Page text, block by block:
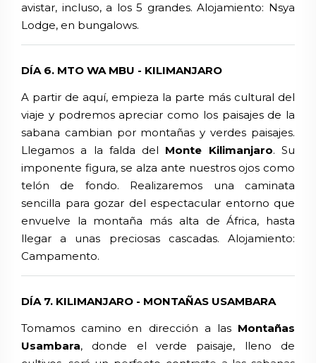
avistar, incluso, a los 5 grandes. Alojamiento: Nsya
Lodge, en bungalows.
DÍA 6. MTO WA MBU - KILIMANJARO
A partir de aquí, empieza la parte más cultural del
viaje y podremos apreciar como los paisajes de la
sabana cambian por montañas y verdes paisajes.
Llegamos a la falda del Monte Kilimanjaro. Su
imponente figura, se alza ante nuestros ojos como
telón de fondo. Realizaremos una caminata
sencilla para gozar del espectacular entorno que
envuelve la montaña más alta de África, hasta
llegar a unas preciosas cascadas. Alojamiento:
Campamento.
DÍA 7. KILIMANJARO - MONTAÑAS USAMBARA
Tomamos camino en dirección a las Montañas
Usambara, donde el verde paisaje, lleno de